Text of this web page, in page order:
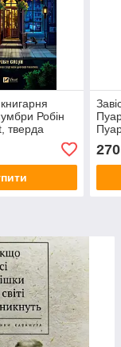
Робін
тверда
270